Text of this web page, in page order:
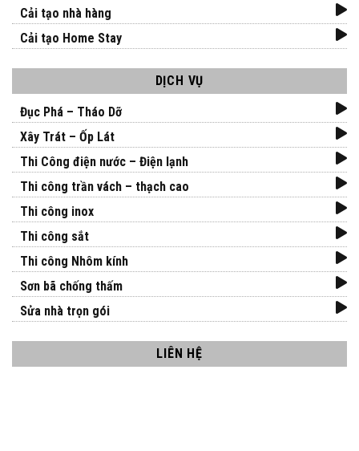
Cải tạo nhà hàng
Cải tạo Home Stay
DỊCH VỤ
Đục Phá – Tháo Dỡ
Xây Trát – Ốp Lát
Thi Công điện nước – Điện lạnh
Thi công trần vách – thạch cao
Thi công inox
Thi công sắt
Thi công Nhôm kính
Sơn bã chống thấm
Sửa nhà trọn gói
LIÊN HỆ